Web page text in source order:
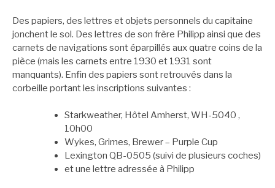
Des papiers, des lettres et objets personnels du capitaine
jonchent le sol. Des lettres de son frère Philipp ainsi que des
carnets de navigations sont éparpillés aux quatre coins de la
pièce (mais les carnets entre 1930 et 1931 sont
manquants). Enfin des papiers sont retrouvés dans la
corbeille portant les inscriptions suivantes :
Starkweather, Hôtel Amherst, WH-5040 ,
10h00
Wykes, Grimes, Brewer – Purple Cup
Lexington QB-0505 (suivi de plusieurs coches)
et une lettre adressée à Philipp